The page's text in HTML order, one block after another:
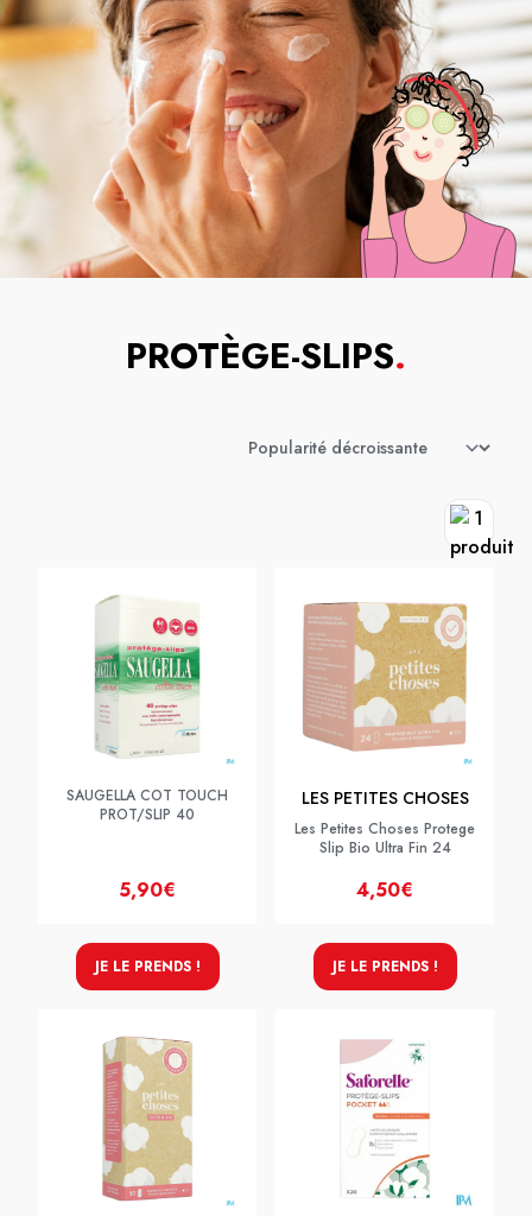
PROTÈGE-SLIPS.
SAUGELLA COT TOUCH
PROT/SLIP 40
5,90€
JE LE PRENDS !
LES PETITES CHOSES
Les Petites Choses Protege
Slip Bio Ultra Fin 24
4,50€
JE LE PRENDS !